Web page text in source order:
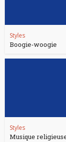
Styles
Boogie-woogie
Styles
Musique